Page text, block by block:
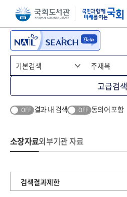
본문 바로가기주메뉴 바로가기
고급검색
OFF 결과 내 검색 OFF 동의어 포함
소장자료외부기관 자료
검색결과제한